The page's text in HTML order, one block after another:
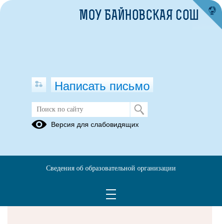
МОУ БАЙНОВСКАЯ СОШ
Написать письмо
Версия для слабовидящих
Сведения об образовательной организации